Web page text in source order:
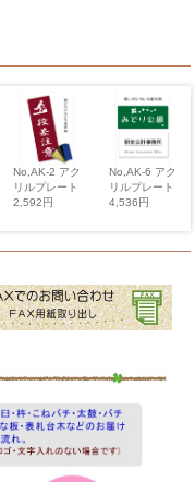
No,AK-2 アク
リルプレート
2,592円
No,AK-6 アク
リルプレート
4,536円